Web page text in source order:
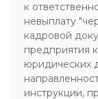
к
невыплату
кадровой
предприятия
юридических
инструкции,